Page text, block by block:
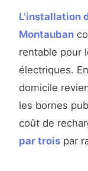
L'installation
Montauban
rentable pour
électriques.
domicile
les bornes
coût de
par trois par